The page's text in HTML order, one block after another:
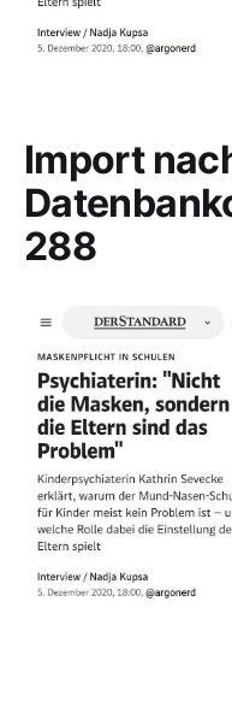
Import
288